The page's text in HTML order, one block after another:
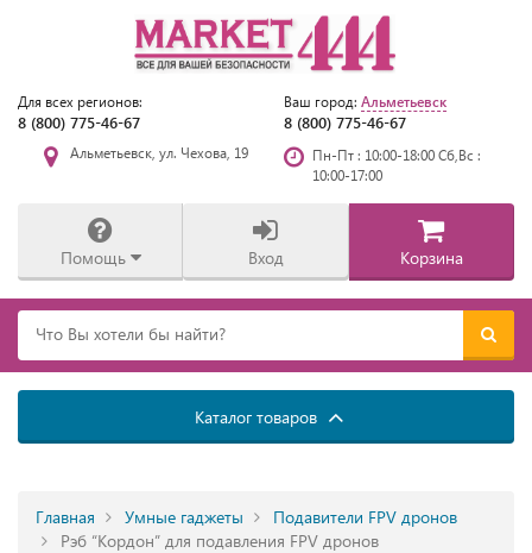
Для всех регионов:
8 (800) 775-46-67
Ваш город: Альметьевск
8 (800) 775-46-67
Альметьевск, ул. Чехова, 19
Пн-Пт : 10:00-18:00 Сб,Вс :
10:00-17:00
Помощь Вход Корзина
Каталог товаров
Главная Умные гаджеты
Подавители FPV дронов
Рэб “Кордон” для подавления FPV дронов